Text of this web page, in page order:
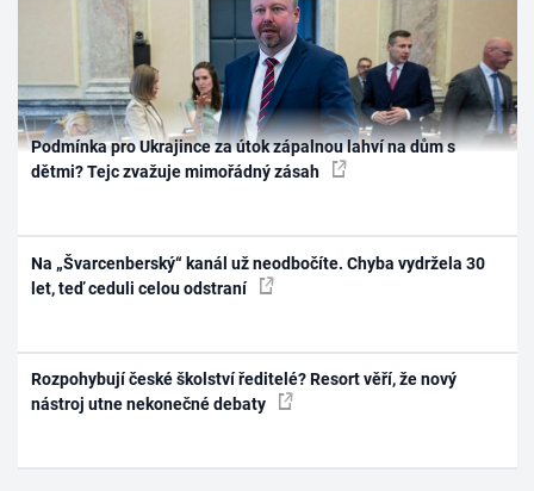
Podmínka pro Ukrajince za útok zápalnou lahví na dům s
dětmi? Tejc zvažuje mimořádný zásah
Na „Švarcenberský“ kanál už neodbočíte. Chyba vydržela 30
let, teď ceduli celou odstraní
Rozpohybují české školství ředitelé? Resort věří, že nový
nástroj utne nekonečné debaty